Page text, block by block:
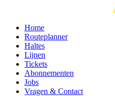
Home
Routeplanner
Haltes
Lijnen
Tickets
Abonnementen
Jobs
Vragen & Contact